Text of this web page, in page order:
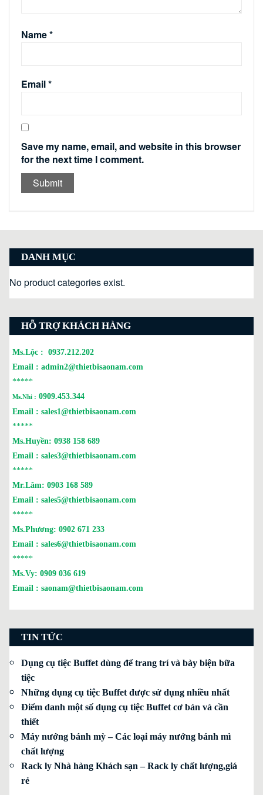
Name*
Email*
Save my name, email, and website in this browser
for the next time I comment.
DANH MỤC
No product categories exist.
HỖ TRỢ KHÁCH HÀNG
Ms.Lộc : 0937.212.202
Email : admin2@thietbisaonam.com
*****
Ms.Nhi : 0909.453.344
Email : sales1@thietbisaonam.com
*****
Ms.Huyền: 0938 158 689
Email : sales3@thietbisaonam.com
*****
Mr.Lâm: 0903 168 589
Email : sales5@thietbisaonam.com
*****
Ms.Phương: 0902 671 233
Email : sales6@thietbisaonam.com
*****
Ms.Vy: 0909 036 619
Email : saonam@thietbisaonam.com
TIN TỨC
Dụng cụ tiệc Buffet dùng để trang trí và bày biện bữa
tiệc
Những dụng cụ tiệc Buffet được sử dụng nhiều nhất
Điểm danh một số dụng cụ tiệc Buffet cơ bản và cần
thiết
Máy nướng bánh mỳ – Các loại máy nướng bánh mì
chất lượng
Rack ly Nhà hàng Khách sạn – Rack ly chất lượng,giá
rẻ